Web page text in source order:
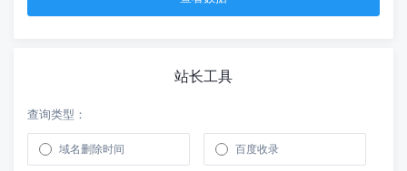
站长工具
查询类型：
域名删除时间 百度收录